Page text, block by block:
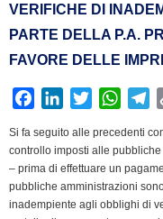
VERIFICHE DI
PARTE DELLA P.A.
FAVORE DELLE
c
e
b
o
n
k
e
d
i
t
t
e
W
a
s
A
l
e
g
r
Si fa seguito alle precedenti
controllo imposti alle pubbliche
– prima di effettuare un
pubbliche amministrazioni
inadempiente agli obblighi di